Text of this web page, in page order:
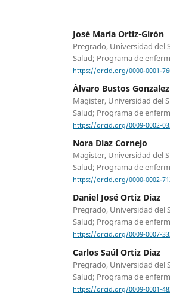
José María Ortiz-Girón
Pregrado, Universidad del
Salud; Programa de
https://orcid.org/0000-0001-
Álvaro Bustos Gonzalez
Magister, Universidad del
Salud; Programa de
https://orcid.org/0009-0002-
Nora Diaz Cornejo
Magister, Universidad del
Salud; Programa de
https://orcid.org/0000-0002-
Daniel José Ortiz Diaz
Pregrado, Universidad del
Salud; Programa de
https://orcid.org/0009-0007-
Carlos Saúl Ortiz Diaz
Pregrado, Universidad del
Salud; Programa de
https://orcid.org/0009-0001-